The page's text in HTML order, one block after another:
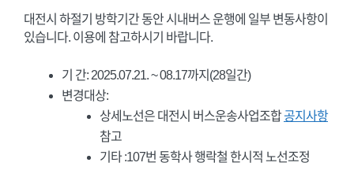
대전시 하절기 방학기간 동안 시내버스 운행에 일부 변동사항이
있습니다. 이용에 참고하시기 바랍니다.
기 간: 2025.07.21. ~ 08.17까지(28일간)
변경대상:
상세노선은 대전시 버스운송사업조합 공지사항
참고
기타 :107번 동학사 행락철 한시적 노선조정